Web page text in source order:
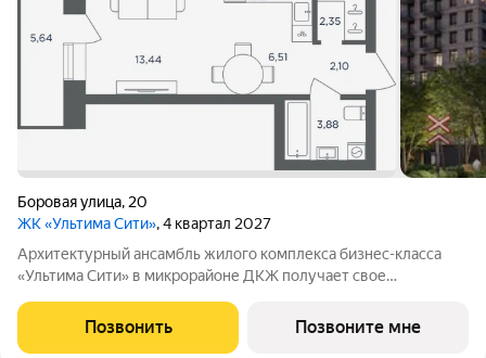
Боровая улица, 20
ЖК «Ультима Сити», 4 квартал 2027
Архитектурный ансамбль жилого комплекса бизнес-класса
«Ультима Сити» в микрорайоне ДКЖ получает свое
воплощает в себе современные стандарты городского жилья,
сочетая технологичность, эстетику и
Позвонить Позвоните мне